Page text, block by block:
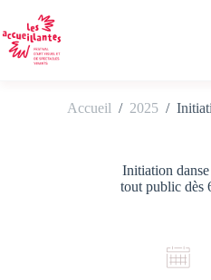
contenu
Accueil / 2025 /
Initiation
tout public dès